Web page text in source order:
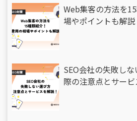
Web集客の方法を
場やポイントも解説
SEO会社の失敗し
際の注意点とサー